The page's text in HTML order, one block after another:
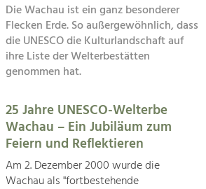
& Forestry
for the Cultural
and Positioning
Research.
Die Wachau ist ein ganz besonderer
Flecken Erde. So außergewöhnlich, dass
die UNESCO die Kulturlandschaft auf
ihre Liste der Welterbestätten
genommen hat.
25 Jahre UNESCO-Welterbe
Wachau – Ein Jubiläum zum
Feiern und Reflektieren
Am 2. Dezember 2000 wurde die
Wachau als "fortbestehende